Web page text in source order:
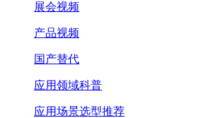
展会视频
产品视频
国产替代
应用领域科普
应用场景选型推荐